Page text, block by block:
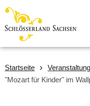
Startseite
"Mozart für Kinder" im